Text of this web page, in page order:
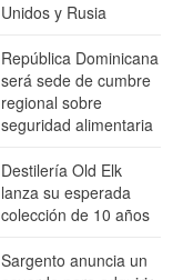
Unidos y Rusia
República Dominicana
será sede de cumbre
regional sobre
seguridad alimentaria
Destilería Old Elk
lanza su esperada
colección de 10 años
Sargento anuncia un